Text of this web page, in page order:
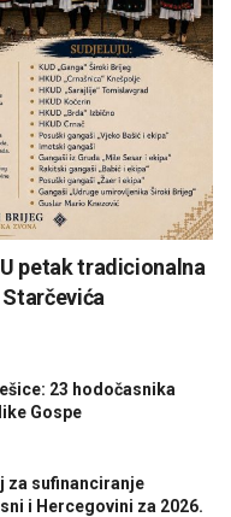
petak tradicionalna
23 hodočasnika
Gospe
za sufinanciranje
i Hercegovini za 2026.